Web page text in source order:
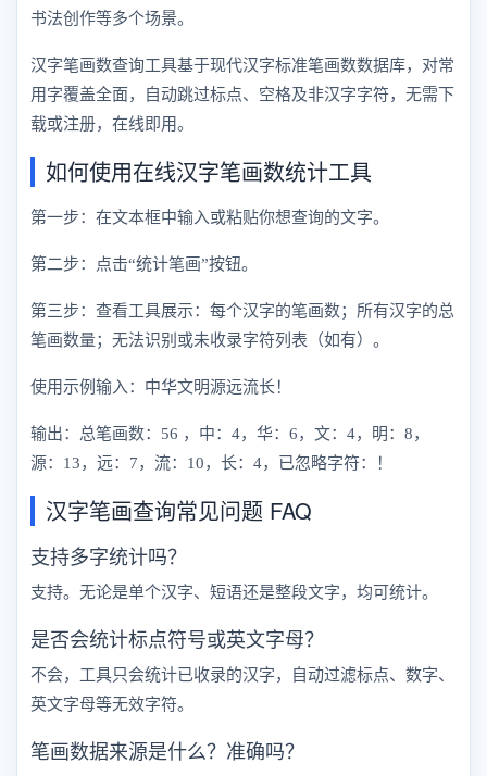
书法创作等多个场景。
汉字笔画数查询工具基于现代汉字标准笔画数数据库，对常
用字覆盖全面，自动跳过标点、空格及非汉字字符，无需下
载或注册，在线即用。
如何使用在线汉字笔画数统计工具
第一步：在文本框中输入或粘贴你想查询的文字。
第二步：点击“统计笔画”按钮。
第三步：查看工具展示：每个汉字的笔画数；所有汉字的总
笔画数量；无法识别或未收录字符列表（如有）。
使用示例输入：中华文明源远流长！
输出：总笔画数：56 ，中：4，华：6，文：4，明：8，
源：13，远：7，流：10，长：4，已忽略字符：！
汉字笔画查询常见问题 FAQ
支持多字统计吗？
支持。无论是单个汉字、短语还是整段文字，均可统计。
是否会统计标点符号或英文字母？
不会，工具只会统计已收录的汉字，自动过滤标点、数字、
英文字母等无效字符。
笔画数据来源是什么？准确吗？